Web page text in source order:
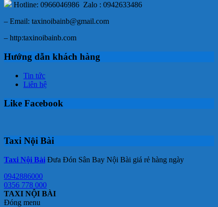
Hotline: 0966046986 Zalo : 0942633486
– Email: taxinoibainb@gmail.com
– http:taxinoibainb.com
Hướng dẫn khách hàng
Tin tức
Liên hệ
Like Facebook
Taxi Nội Bài
Taxi Nội Bài Đưa Đón Sân Bay Nội Bài giá rẻ hàng ngày
0942886000
0356 778 000
TAXI NỘI BÀI
Đóng menu